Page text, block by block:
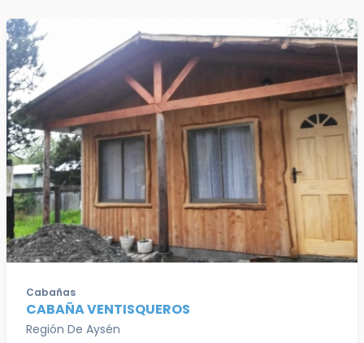
Cabañas
CABAÑA VENTISQUEROS
Región De Aysén